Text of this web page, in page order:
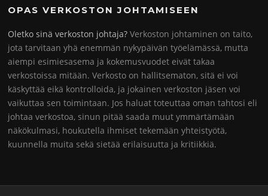
OPAS VERKOSTON JOHTAMISEEN
Oletko sinä verkoston johtaja? Verkoston johtaminen on taito,
jota tarvitaan yhä enemmän nykypäivän työelämässä, mutta
aiempi esimiesasema ja kokemusvuodet eivät takaa
verkostoissa mitään. Verkosto on hallitsematon, sitä ei voi
käskyttää eikä kontrolloida, ja jokainen verkoston jäsen voi
vaikuttaa sen toimintaan. Jos haluat toteuttaa oman tahtosi eli
johtaa verkostoa, sinun pitää saada muut ymmärtämään
näkökulmasi, houkutella ihmiset tekemään yhteistyötä,
kuunnella muita sekä sietää erilaisuutta ja kritiikkiä.